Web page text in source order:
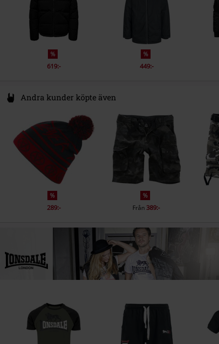
%
619:-
%
449:-
Andra kunder köpte även
%
289:-
%
Från389:-